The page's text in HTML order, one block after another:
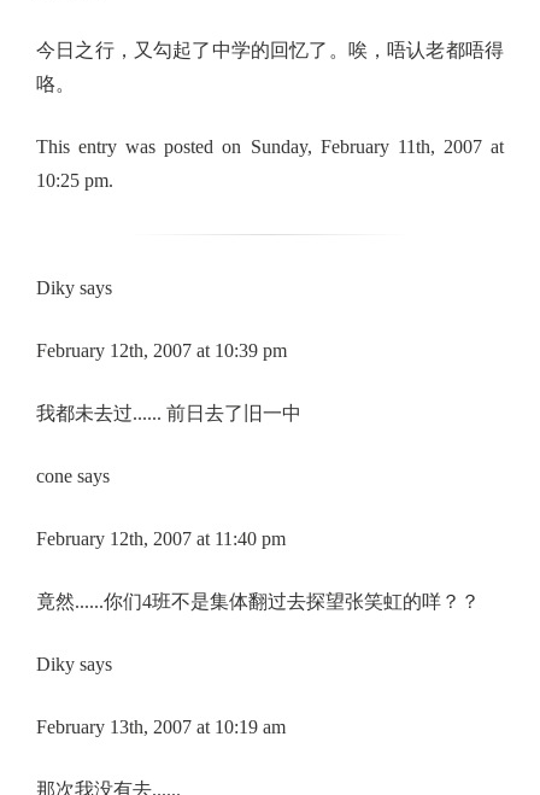
今日之行，又勾起了中学的回忆了。唉，唔认老都唔得
咯。
This entry was posted on Sunday, February 11th, 2007 at
10:25 pm.
Diky says
February 12th, 2007 at 10:39 pm
我都未去过...... 前日去了旧一中
cone says
February 12th, 2007 at 11:40 pm
竟然......你们4班不是集体翻过去探望张笑虹的咩？？
Diky says
February 13th, 2007 at 10:19 am
那次我没有去......